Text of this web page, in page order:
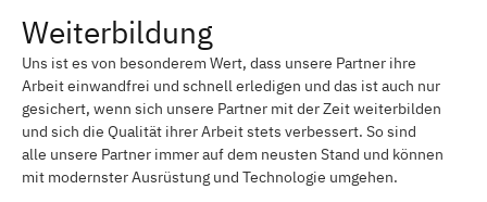
Weiterbildung
Uns ist es von besonderem Wert, dass unsere Partner ihre
Arbeit einwandfrei und schnell erledigen und das ist auch nur
gesichert, wenn sich unsere Partner mit der Zeit weiterbilden
und sich die Qualität ihrer Arbeit stets verbessert. So sind
alle unsere Partner immer auf dem neusten Stand und können
mit modernster Ausrüstung und Technologie umgehen.